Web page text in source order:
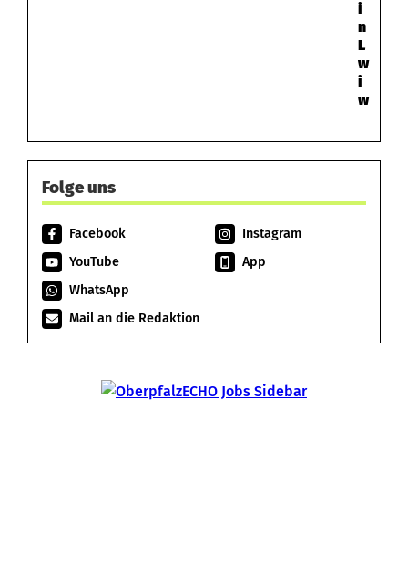
i
n
L
w
i
w
Folge uns
Facebook
Instagram
YouTube
App
WhatsApp
Mail an die Redaktion